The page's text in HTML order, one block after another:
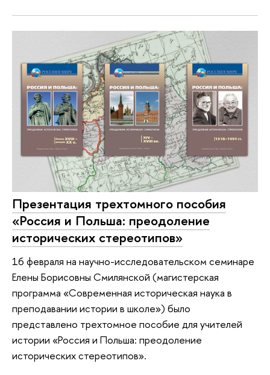
Презентация трехтомного пособия
«Россия и Польша: преодоление
исторических стереотипов»
16 февраля на научно-исследовательском семинаре
Елены Борисовны Смилянской (магистерская
программа «Современная историческая наука в
преподавании истории в школе») было
представлено трехтомное пособие для учителей
истории «Россия и Польша: преодоление
исторических стереотипов».